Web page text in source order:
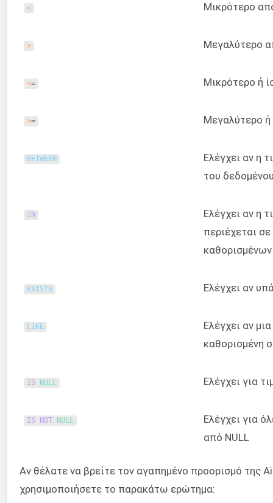
< Μικρότερο
> Μεγαλύτερο
<= Μικρότερο ή
>= Μεγαλύτερο ή
BETWEEN
Ελέγχει αν η
του
IN
Ελέγχει αν η
περιέχεται
EXISTS Ελέγχει αν
LIKE
Ελέγχει αν
καθορισμένη
IS NULL Ελέγχει για
IS NOT NULL
Ελέγχει για
από NULL
Αν θέλατε να βρείτε τον αγαπημένο προορισμό της
χρησιμοποιήσετε το παρακάτω ερώτημα: